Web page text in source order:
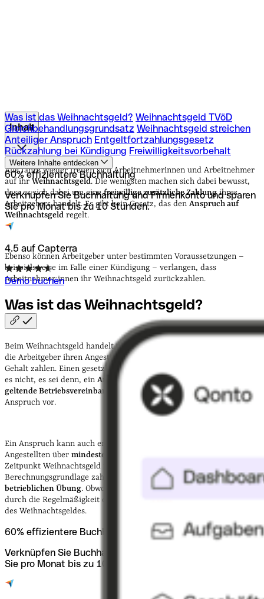
Was ist das Weihnachtsgeld? Weihnachtsgeld TVöD
Gleichbehandlungsgrundsatz Weihnachtsgeld streichen
Anteiliger Anspruch Entgeltfortzahlungsgesetz
Rückzahlung bei Kündigung Freiwilligkeitsvorbehalt
Weitere Inhalte entdecken
60% effizientere Buchhaltung
Verknüpfen Sie Buchhaltung und Firmenkonto und sparen
Sie pro Monat bis zu 10 Stunden.
4.5 auf Capterra
Demo buchen
Inhalt
Was ist das Weihnachtsgeld? Weihnachtsgeld TVöD
Gleichbehandlungsgrundsatz Weihnachtsgeld streichen
Anteiliger Anspruch Entgeltfortzahlungsgesetz
Rückzahlung bei Kündigung Freiwilligkeitsvorbehalt
Alle Jahre wieder freuen sich Arbeitnehmerinnen und Arbeitnehmer
auf ihr Weihnachtsgeld. Die wenigsten machen sich dabei bewusst,
dass es sich dabei um einefreiwillige zusätzliche Zahlungihres
Arbeitgebers handelt. Es gibt kein Gesetz, das den Anspruch auf
Weihnachtsgeld regelt.
Ebenso können Arbeitgeber unter bestimmten Voraussetzungen –
beispielsweise im Falle einer Kündigung – verlangen, dass
Arbeitnehmer:innen ihr Weihnachtsgeld zurückzahlen.
Was ist dasWeihnachtsgeld?
Beim Weihnachtsgeld handelt es sich um eine
die Arbeitgeber ihren Angestellten
Gehalt zahlen. Einen gesetzlichen Anspruch auf Weihnachtsgeld gibt
es nicht, es sei denn, ein Arbeitsvertrag, ein Tarifvertrag
geltende Betriebsvereinbarungen
sehen einen entsprechenden
Anspruch vor.
Ein Anspruch kann auch entstehen, wenn Arbeitgeber ihren
Angestellten über mindestens drei Jahre
Zeitpunkt Weihnachtsgeld in gleicher Höhe bzw. auf der gleichen
Berechnungsgrundlage zahlen. In diesem Fall spricht man von der
betrieblichen Übung. Obwohl nicht vertraglich vereinbart, entsteht
durch die Regelmäßigkeit eine Art
des Weihnachtsgeldes.
60% effizientere Buchhaltung
Verknüpfen Sie Buchhaltung und Firmenkonto und sparen
Sie pro Monat bis zu 10 Stunden.